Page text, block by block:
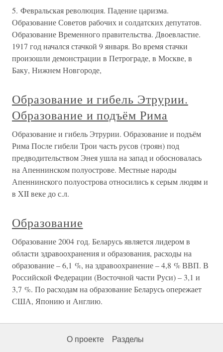
5. Февральская революция. Падение царизма.
Образование Советов рабочих и солдатских депутатов.
Образование Временного правительства. Двоевластие.
1917 год начался стачкой 9 января. Во время стачки
произошли демонстрации в Петрограде, в Москве, в
Баку, Нижнем Новгороде,
Образование и гибель Этрурии.
Образование и подъём Рима
Образование и гибель Этрурии. Образование и подъём
Рима После гибели Трои часть русов (троян) под
предводительством Энея ушла на запад и обосновалась
на Апеннинском полуострове. Местные народы
Апеннинского полуострова относились к серым людям и
в XII веке до с.л.
Образование
Образование 2004 год. Беларусь является лидером в
области здравоохранения и образования, расходы на
образование – 6,1 %, на здравоохранение – 4,8 % ВВП. В
Российской Федерации (Восточной части Руси) – 3,1 и
3,7 %. По расходам на образование Беларусь опережает
США, Японию и Англию.
О проекте Разделы